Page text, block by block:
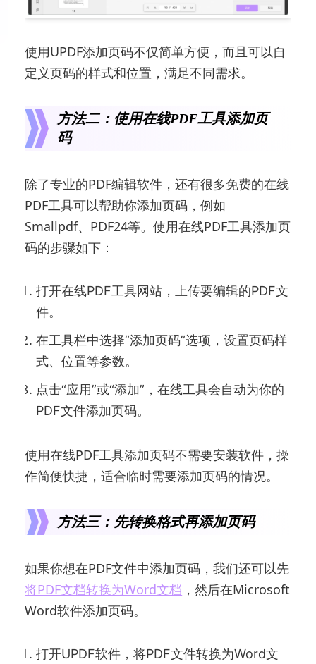
使用UPDF添加页码不仅简单方便，而且可以自
定义页码的样式和位置，满足不同需求。
方法二：使用在线PDF工具添加页
码
除了专业的PDF编辑软件，还有很多免费的在线
PDF工具可以帮助你添加页码，例如
Smallpdf、PDF24等。使用在线PDF工具添加页
码的步骤如下：
打开在线PDF工具网站，上传要编辑的PDF文
件。
在工具栏中选择“添加页码”选项，设置页码样
式、位置等参数。
点击“应用”或“添加”，在线工具会自动为你的
PDF文件添加页码。
使用在线PDF工具添加页码不需要安装软件，操
作简便快捷，适合临时需要添加页码的情况。
方法三：先转换格式再添加页码
如果你想在PDF文件中添加页码，我们还可以先
将PDF文档转换为Word文档 ，然后在Microsoft
Word软件添加页码。
打开UPDF软件，将PDF文件转换为Word文